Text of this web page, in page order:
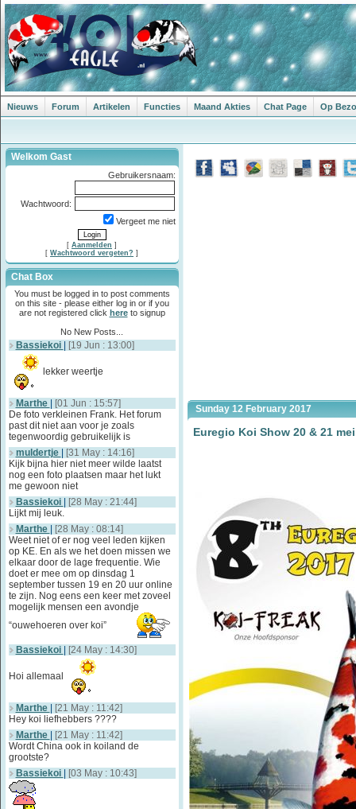
Nieuws Forum Artikelen Functies Maand Akties Chat Page Op
Welkom Gast
Gebruikersnaam:
Wachtwoord:
Vergeet me niet
[ Aanmelden ]
[ Wachtwoord vergeten? ]
Chat Box
You must be logged in to post comments
on this site - please either log in or if you
are not registered click hereto signup
No New Posts...
Bassiekoi [19 Jun : 13:00]
lekker weertje
Marthe
[01 Jun : 15:57]
De foto verkleinen Frank. Het forum
past dit niet aan voor je zoals
tegenwoordig gebruikelijk is
muldertje
[31 May : 14:16]
Kijk bijna hier niet meer wilde laatst
nog een foto plaatsen maar het lukt
me gewoon niet
Bassiekoi
[28 May : 21:44]
Lijkt mij leuk.
Marthe
[28 May : 08:14]
Weet niet of er nog veel leden kijken
op KE. En als we het doen missen we
elkaar door de lage frequentie. Wie
doet er mee om op dinsdag 1
september tussen 19 en 20 uur online
te zijn. Nog eens een keer met zoveel
mogelijk mensen een avondje
“ouwehoeren over koi”
Bassiekoi [24 May : 14:30]
Hoi allemaal
Marthe
[21 May : 11:42]
Hey koi liefhebbers ????
Marthe
[21 May : 11:42]
Wordt China ook in koiland de
grootste?
Bassiekoi
[03 May : 10:43]
Sunday 12 February 2017
Euregio Koi Show 20 & 21